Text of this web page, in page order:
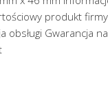
produkt
obsługi Gwarancja